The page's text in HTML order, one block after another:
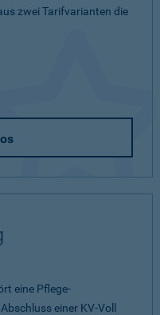
zwei Tarifvarianten die
eine Pflege-
einer KV-Voll